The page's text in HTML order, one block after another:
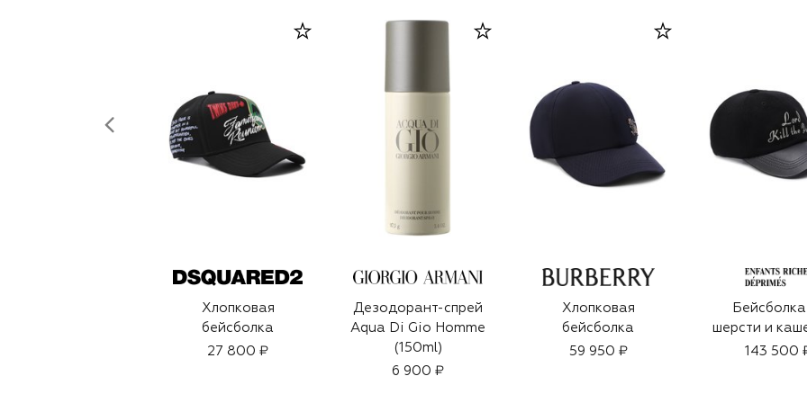
Хлопковая
бейсболка
27 800 ₽
Дезодорант-спрей
Aqua Di Gio Homme
(150ml)
6 900 ₽
Хлопковая
бейсболка
59 950 ₽
шерсти и
143 500